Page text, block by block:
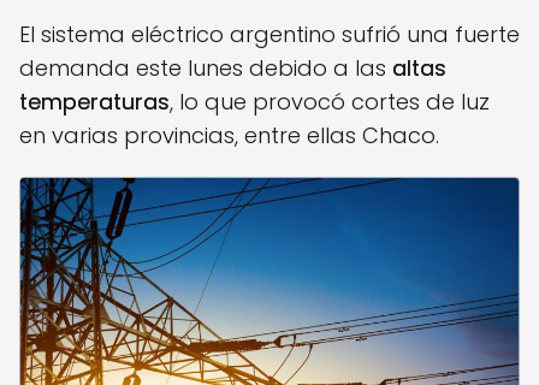
El sistema eléctrico argentino sufrió una fuerte
demanda este lunes debido a las altas
temperaturas, lo que provocó cortes de luz
en varias provincias, entre ellas Chaco.